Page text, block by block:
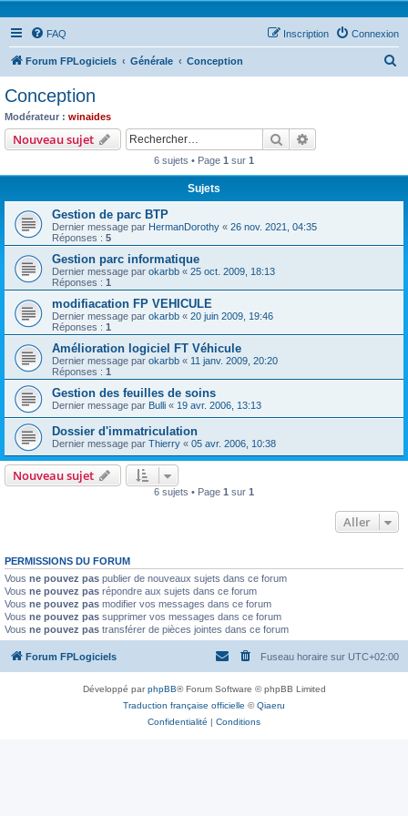
FAQ Connexion
Inscription
Forum FPLogiciels Générale Conception
Conception
Modérateur : winaides
Nouveau sujet Rechercher
6 sujets • Page 1 sur 1
Sujets
Gestion de parc BTP
Dernier message par HermanDorothy « 26 nov. 2021, 04:35
Réponses : 5
Gestion parc informatique
Dernier message par okarbb « 25 oct. 2009, 18:13
Réponses : 1
modifiacation FP VEHICULE
Dernier message par okarbb « 20 juin 2009, 19:46
Réponses : 1
Amélioration logiciel FT Véhicule
Dernier message par okarbb « 11 janv. 2009, 20:20
Réponses : 1
Gestion des feuilles de soins
Dernier message par Bulli « 19 avr. 2006, 13:13
Dossier d'immatriculation
Dernier message par Thierry « 05 avr. 2006, 10:38
Nouveau sujet
6 sujets • Page 1 sur 1
Aller
PERMISSIONS DU FORUM
Vous ne pouvez pas publier de nouveaux sujets dans ce forum
Vous ne pouvez pas répondre aux sujets dans ce forum
Vous ne pouvez pas modifier vos messages dans ce forum
Vous ne pouvez pas supprimer vos messages dans ce forum
Vous ne pouvez pas transférer de pièces jointes dans ce forum
Forum FPLogiciels Fuseau horaire sur UTC+02:00
Développé parphpBB® Forum Software © phpBB Limited
Traduction française officielle ©Qiaeru
Confidentialité | Conditions